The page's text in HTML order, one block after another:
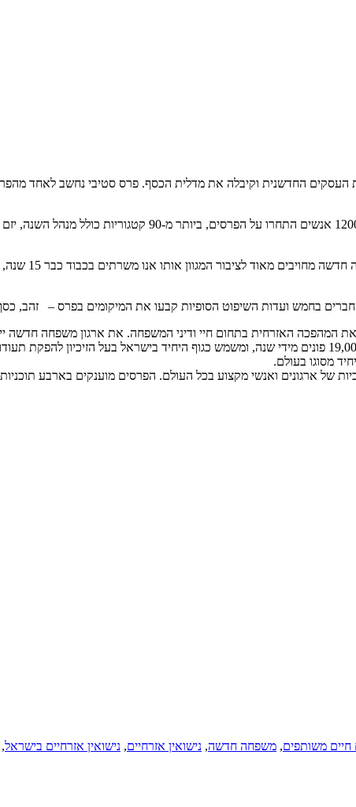
משפחה חדשה זכתה בפרס סטיבי לשנת 2012 בקטגוריית אשת העסקים החדשנית וקיבלה את מדלית הכסף. פרס
פרס סטיבי הוענק בערב גאלה חגיגי שהתקיים ביום שישי (9.11) במלון "מריוט מארקיז" בניו-יורק.
" זהו כבוד גדול
בית אזרחי למימוש הזכות היסודית והפרטית של כל אדם לבנות לעצמו תא משפחתי. כיום מטפל הארגון ב- 19,000 פונים מידי שנה, ומשמש כגוף
מסוגו בעולם.
של ארגונים ואנשי מקצוע בכל העולם. הפרסים מוענקים בארבע
משותפים, משפחה חדשה, נישואין אזרחיים, נישואין אזרחיים בישראל,